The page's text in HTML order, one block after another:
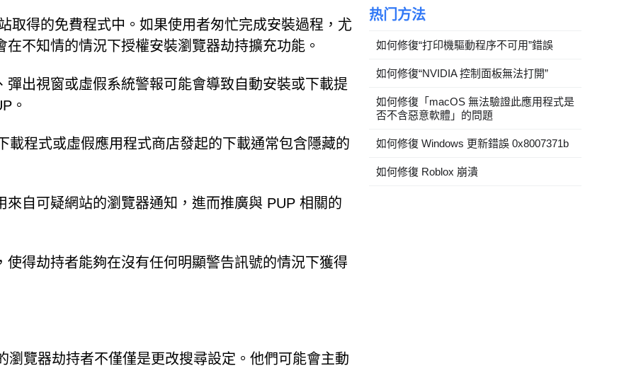
取得的免費程式中。如果使用者匆忙完成安裝過程，尤
不知情的情況下授權安裝瀏覽器劫持擴充功能。
彈出視窗或虛假系統警報可能會導致自動安裝或下載提
。
載程式或虛假應用程式商店發起的下載通常包含隱藏的
來自可疑網站的瀏覽器通知，進而推廣與 PUP 相關的
得劫持者能夠在沒有任何明顯警告訊號的情況下獲得
覽器劫持者不僅僅是更改搜尋設定。他們可能會主動
热门方法
如何修復“打印機驅動程序不可用”錯誤
如何修復“NVIDIA 控制面板無法打開”
如何修復「macOS 無法驗證此應用程式是
否不含惡意軟體」的問題
如何修復 Windows 更新錯誤 0x8007371b
如何修復 Roblox 崩潰